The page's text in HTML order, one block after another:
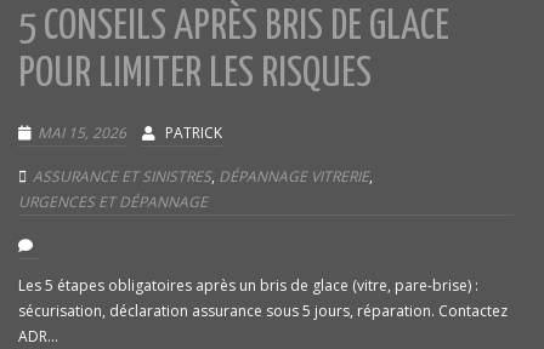
5 CONSEILS APRÈS BRIS DE GLACE
POUR LIMITER LES RISQUES
MAI 15, 2026 PATRICK
ASSURANCE ET SINISTRES, DÉPANNAGE VITRERIE,
URGENCES ET DÉPANNAGE
Les 5 étapes obligatoires après un bris de glace (vitre, pare-brise) :
sécurisation, déclaration assurance sous 5 jours, réparation. Contactez
ADR...